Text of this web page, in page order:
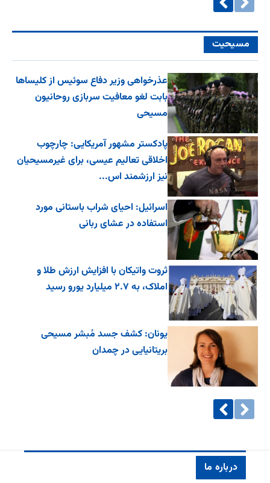
مسیحیت
عذرخواهی وزیر دفاع سوئیس از کلیساها
بابت لغو معافیت سربازی روحانیون
مسیحی
پادکستر مشهور آمریکایی: چارچوب
اخلاقی تعالیم عیسی، برای غیرمسیحیان
نیز ارزشمند اس...
اسرائیل: احیای شراب باستانی مورد
استفاده در عشای ربانی
ثروت واتیکان با افزایش ارزش طلا و
املاک، به ۲.۷ میلیارد یورو رسید
یونان: کشف جسد مُبشر مسیحی
بریتانیایی در چمدان
درباره ما